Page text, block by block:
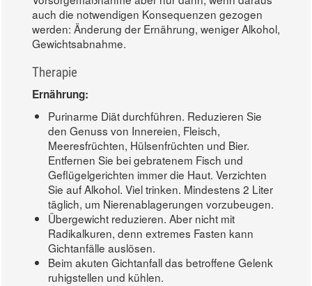
auch die notwendigen Konsequenzen gezogen
werden: Änderung der Ernährung, weniger Alkohol,
Gewichtsabnahme.
Therapie
Ernährung:
Purinarme Diät durchführen. Reduzieren Sie
den Genuss von Innereien, Fleisch,
Meeresfrüchten, Hülsenfrüchten und Bier.
Entfernen Sie bei gebratenem Fisch und
Geflügelgerichten immer die Haut. Verzichten
Sie auf Alkohol. Viel trinken. Mindestens 2 Liter
täglich, um Nierenablagerungen vorzubeugen.
Übergewicht reduzieren. Aber nicht mit
Radikalkuren, denn extremes Fasten kann
Gichtanfälle auslösen.
Beim akuten Gichtanfall das betroffene Gelenk
ruhigstellen und kühlen.